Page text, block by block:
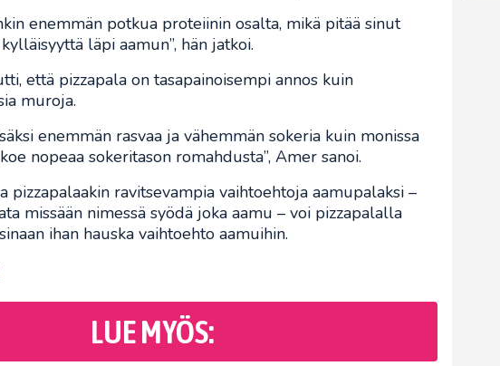
enemmän potkua proteiinin osalta, mikä pitää sinut
läpi aamun”, hän jatkoi.
että pizzapala on tasapainoisempi annos kuin
muroja.
enemmän rasvaa ja vähemmän sokeria kuin monissa
nopeaa sokeritason romahdusta”, Amer sanoi.
pizzapalaakin ravitsevampia vaihtoehtoja aamupalaksi –
missään nimessä syödä joka aamu – voi pizzapalalla
ihan hauska vaihtoehto aamuihin.
LUE MYÖS: